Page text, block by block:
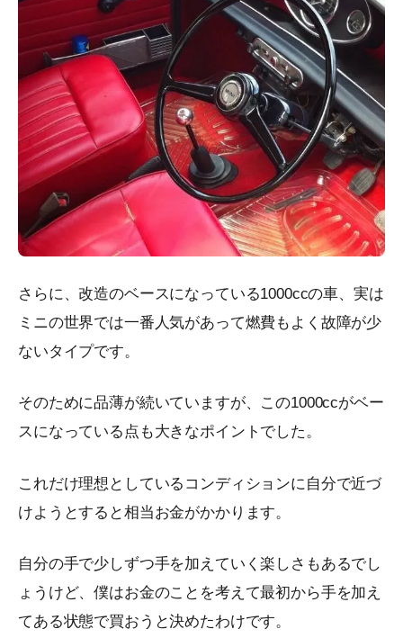
さらに、改造のベースになっている1000ccの車、実は
ミニの世界では一番人気があって燃費もよく故障が少
ないタイプです。
そのために品薄が続いていますが、この1000ccがベー
スになっている点も大きなポイントでした。
これだけ理想としているコンディションに自分で近づ
けようとすると相当お金がかかります。
自分の手で少しずつ手を加えていく楽しさもあるでし
ょうけど、僕はお金のことを考えて最初から手を加え
てある状態で買おうと決めたわけです。